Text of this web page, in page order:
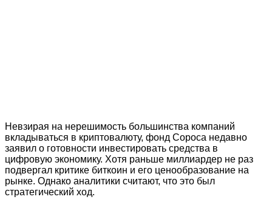
Невзирая на нерешимость большинства компаний
вкладываться в криптовалюту, фонд Сороса недавно
заявил о готовности инвестировать средства в
цифровую экономику. Хотя раньше миллиардер не раз
подвергал критике биткоин и его ценообразование на
рынке. Однако аналитики считают, что это был
стратегический ход.